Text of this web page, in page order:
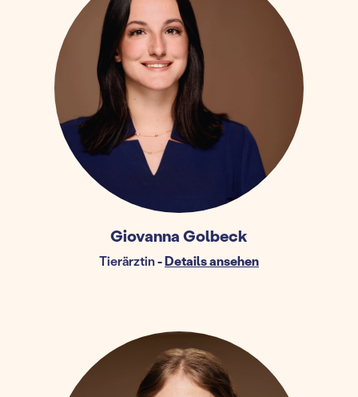
Giovanna Golbeck
Tierärztin-Details ansehen